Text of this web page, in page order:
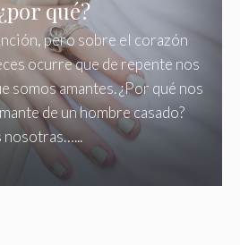
qué?
pero sobre el corazón
ocurre que de repente nos
somos amantes. ¿Por qué nos
de un hombre casado?
nosotras…...